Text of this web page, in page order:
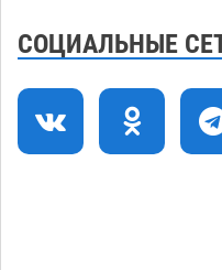
15:28
Тяга к
астраханской
тысяч рублей
14:44
Астраханские
на полицейские
СОЦИАЛЬНЫЕ